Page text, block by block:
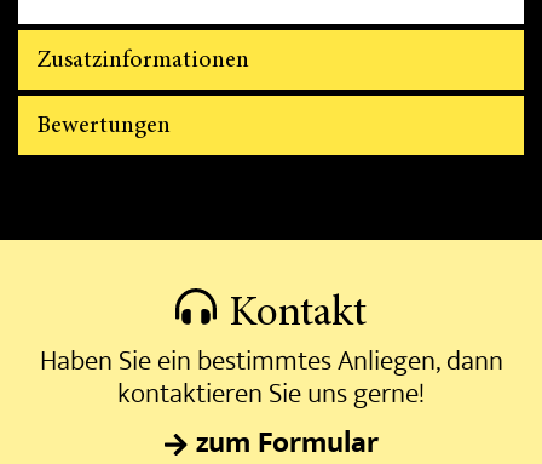
Zusatzinformationen
Bewertungen
Kontakt
Haben Sie ein bestimmtes Anliegen, dann
kontaktieren Sie uns gerne!
zum Formular